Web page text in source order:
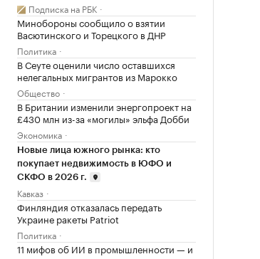
Подписка на РБК
Минобороны сообщило о взятии
Васютинского и Торецкого в ДНР
Политика
В Сеуте оценили число оставшихся
нелегальных мигрантов из Марокко
Общество
В Британии изменили энергопроект на
£430 млн из-за «могилы» эльфа Добби
Экономика
Новые лица южного рынка: кто
покупает недвижимость в ЮФО и
СКФО в 2026 г.
Кавказ
Финляндия отказалась передать
Украине ракеты Patriot
Политика
11 мифов об ИИ в промышленности — и